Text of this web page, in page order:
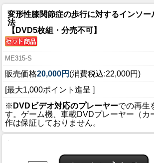
変形性膝関節症の歩行に対するインソー
法
【DVD5枚組・分売不可】
ME315-S
販売価格20,000円 (消費税込:22,000円)
[最大1,000ポイント進呈 ]
※ DVDビデオ対応のプレーヤーでの再生
す。ゲーム機、車載DVDプレーヤー（カ
作は保証しておりません。